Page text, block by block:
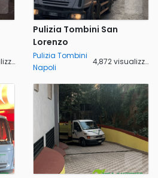
4,843 visualizzazioni
Pulizia Tombini San
Lorenzo
Pulizia Tombini
Napoli
4,872 visualizzazioni